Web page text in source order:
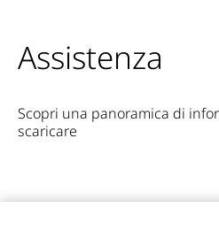
Assistenza
Scopri una panoramica di
scaricare